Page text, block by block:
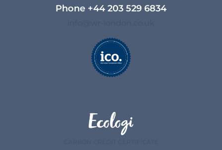
Phone +44 203 529 6834​